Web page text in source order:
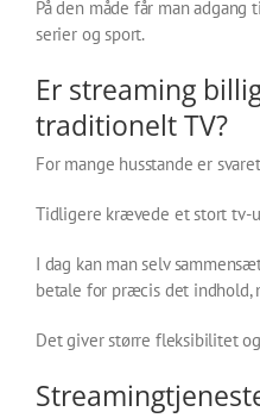
På den måde får man
serier og sport.
Er streaming
traditionelt TV?
For mange husstande er
Tidligere krævede et stort tv-
I dag kan man selv
betale for præcis det indhold,
Det giver større fleksibilitet